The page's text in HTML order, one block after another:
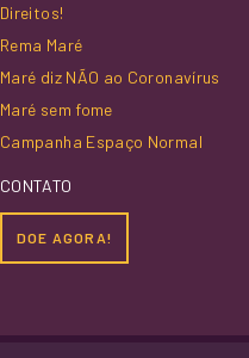
Direitos!
Rema Maré
Maré diz NÃO ao Coronavírus
Maré sem fome
Campanha Espaço Normal
CONTATO
DOE AGORA!